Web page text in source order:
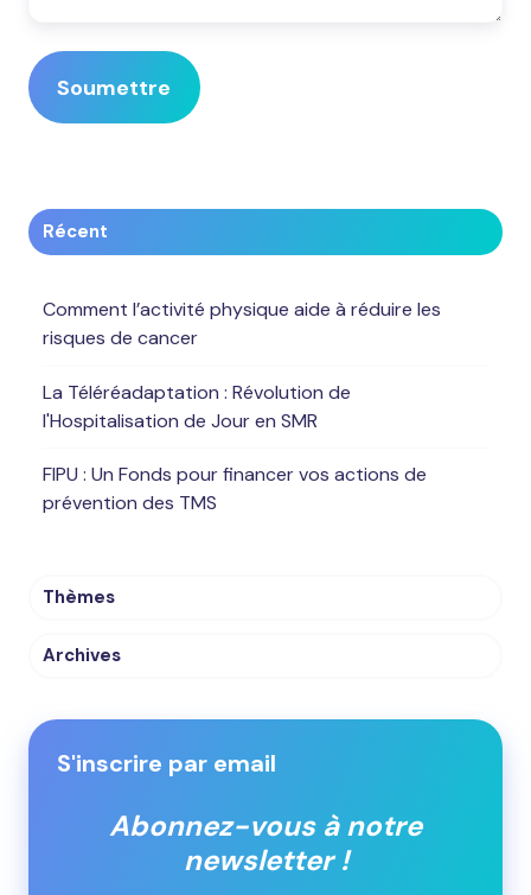
Récent
Comment l’activité physique aide à réduire les
risques de cancer
La Téléréadaptation : Révolution de
l'Hospitalisation de Jour en SMR
FIPU : Un Fonds pour financer vos actions de
prévention des TMS
Thèmes
Archives
S'inscrire par email
Abonnez-vous à notre
newsletter !